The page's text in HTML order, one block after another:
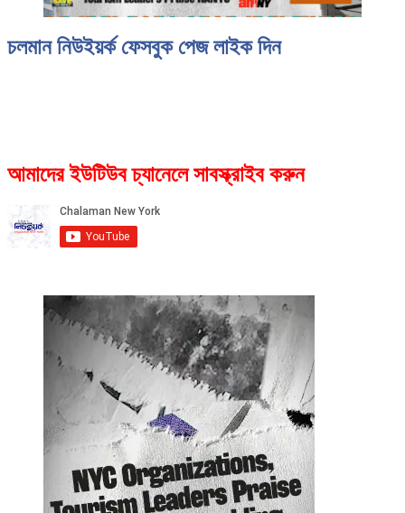
চলমান নিউইয়র্ক ফেসবুক পেজ লাইক দিন
আমাদের ইউটিউব চ্যানেলে সাবস্ক্রাইব করুন